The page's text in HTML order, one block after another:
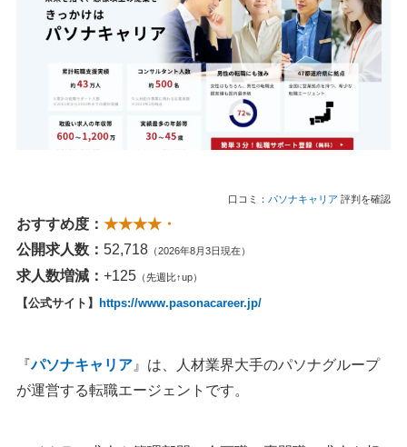
口コミ： パソナキャリア 評判を確認
おすすめ度： ★★★★・
公開求人数： 52,718 （2026年8月3日現在）
求人数増減： +125 （先週比↑up）
【公式サイト】 https://www.pasonacareer.jp/
『パソナキャリア 』は、人材業界大手のパソナグループ
が運営する転職エージェントです。